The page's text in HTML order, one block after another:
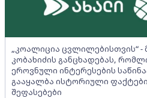
„კოალიცია ცვლილებისთვის“
კობახიძის განცხადებას,
ეროვნული ინტერესების
გააყალბა ისტორიული
შეფასებები